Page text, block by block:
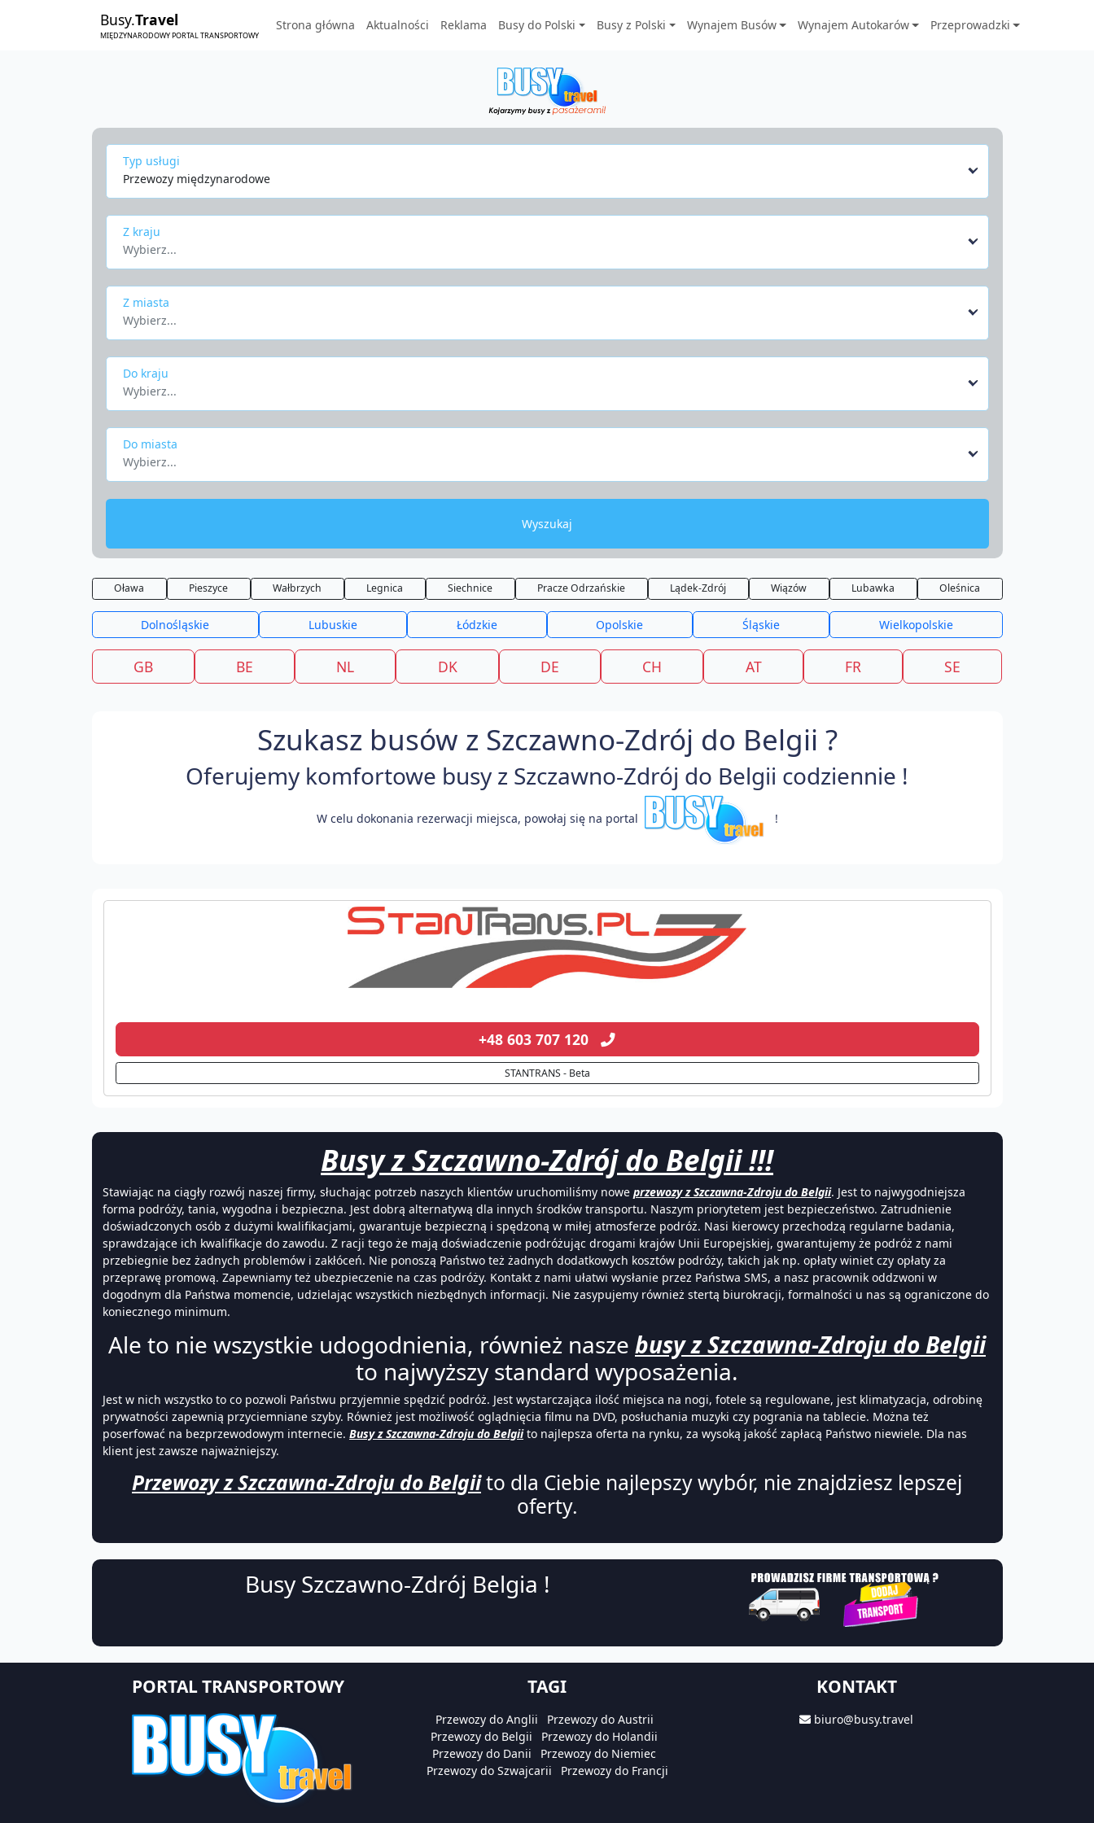
Busy.Travel
MIĘDZYNARODOWY PORTAL TRANSPORTOWY
Strona główna Aktualności Reklama Busy do Polski Busy z Polski Wynajem Busów Wynajem Autokarów Przeprowadzki
Typ usługi
Przewozy międzynarodowe
Z kraju
Wybierz...
Z miasta
Wybierz...
Do kraju
Wybierz...
Do miasta
Wybierz...
Wyszukaj
Oława Pieszyce Wałbrzych Legnica Siechnice Pracze Odrzańskie Lądek-Zdrój Wiązów Lubawka Oleśnica
Dolnośląskie Lubuskie Łódzkie Opolskie Śląskie Wielkopolskie
GB BE NL DK DE CH AT FR SE
Szukasz busów z Szczawno-Zdrój do Belgii ?
Oferujemy komfortowe busy z Szczawno-Zdrój do Belgii codziennie !
W celu dokonania rezerwacji miejsca, powołaj się na portal !
+48 603 707 120
STANTRANS - Beta
Busy z Szczawno-Zdrój do Belgii !!!
Stawiając na ciągły rozwój naszej firmy, słuchając potrzeb naszych klientów uruchomiliśmy nowe przewozy z Szczawna-Zdroju do Belgii. Jest to najwygodniejsza
forma podróży, tania, wygodna i bezpieczna. Jest dobrą alternatywą dla innych środków transportu. Naszym priorytetem jest bezpieczeństwo. Zatrudnienie
doświadczonych osób z dużymi kwalifikacjami, gwarantuje bezpieczną i spędzoną w miłej atmosferze podróż. Nasi kierowcy przechodzą regularne badania,
sprawdzające ich kwalifikacje do zawodu. Z racji tego że mają doświadczenie podróżując drogami krajów Unii Europejskiej, gwarantujemy że podróż z nami
przebiegnie bez żadnych problemów i zakłóceń. Nie ponoszą Państwo też żadnych dodatkowych kosztów podróży, takich jak np. opłaty winiet czy opłaty za
przeprawę promową. Zapewniamy też ubezpieczenie na czas podróży. Kontakt z nami ułatwi wysłanie przez Państwa SMS, a nasz pracownik oddzwoni w
dogodnym dla Państwa momencie, udzielając wszystkich niezbędnych informacji. Nie zasypujemy również stertą biurokracji, formalności u nas są ograniczone do
koniecznego minimum.
Ale to nie wszystkie udogodnienia, również nasze busy z Szczawna-Zdroju do Belgii
to najwyższy standard wyposażenia.
Jest w nich wszystko to co pozwoli Państwu przyjemnie spędzić podróż. Jest wystarczająca ilość miejsca na nogi, fotele są regulowane, jest klimatyzacja, odrobinę
prywatności zapewnią przyciemniane szyby. Również jest możliwość oglądnięcia filmu na DVD, posłuchania muzyki czy pogrania na tablecie. Można też
poserfować na bezprzewodowym internecie. Busy z Szczawna-Zdroju do Belgiito najlepsza oferta na rynku, za wysoką jakość zapłacą Państwo niewiele. Dla nas
klient jest zawsze najważniejszy.
Przewozy z Szczawna-Zdroju do Belgiito dla Ciebie najlepszy wybór, nie znajdziesz lepszej
oferty.
Busy Szczawno-Zdrój Belgia !
PORTAL TRANSPORTOWY TAGI
Przewozy do Anglii
Przewozy do Austrii
Przewozy do Belgii
Przewozy do Holandii
Przewozy do Danii
Przewozy do Niemiec
Przewozy do Szwajcarii
Przewozy do Francji
KONTAKT
biuro@busy.travel